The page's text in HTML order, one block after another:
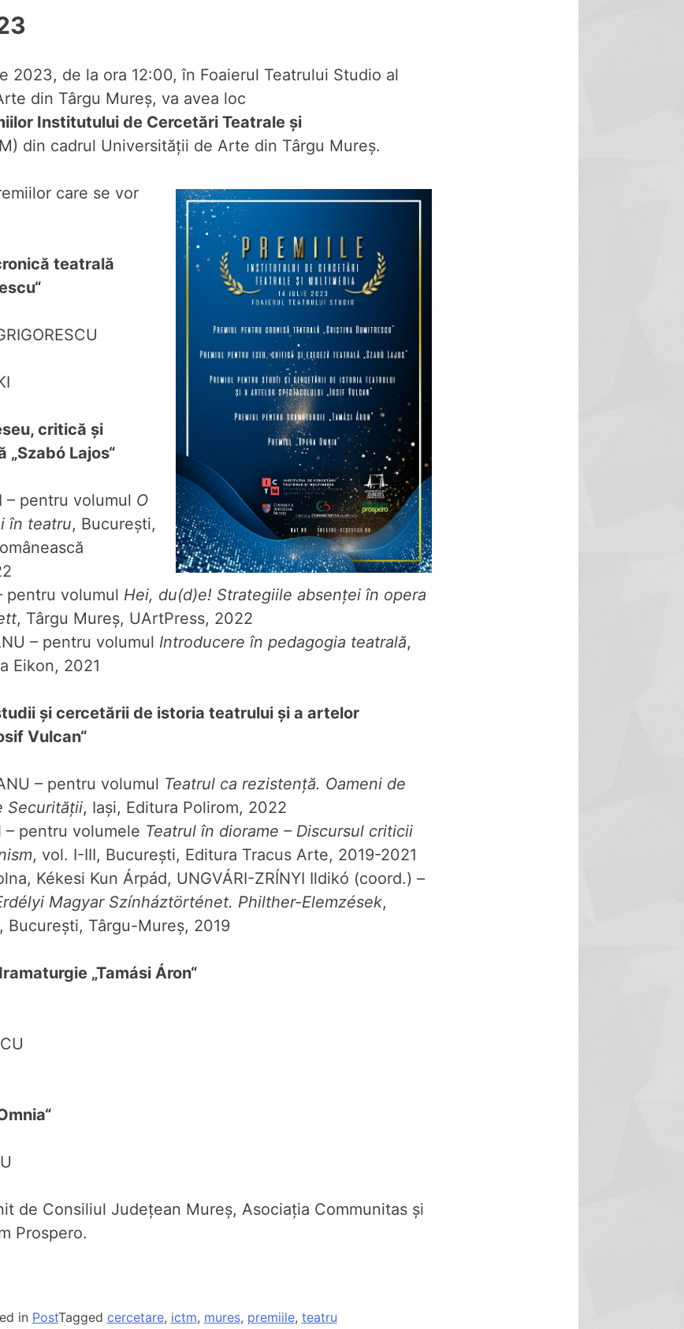
2023, de la ora 12:00, în Foaierul Teatrului Studio al
din Târgu Mureş, va avea loc
Institutului de Cercetări Teatrale şi
din cadrul Universităţii de Arte din Târgu Mureș.
care se vor
teatrală
critică și
„Szabó Lajos“
– pentru volumul O
în teatru, București,
pentru volumul Hei, du(d)e! Strategiile absenței în opera
, Târgu Mureș, UArtPress, 2022
– pentru volumul Introducere în pedagogia teatrală,
Eikon, 2021
și cercetării de istoria teatrului și a artelor
Vulcan“
– pentru volumul Teatrul ca rezistență. Oameni de
Securității, Iași, Editura Polirom, 2022
– pentru volumele Teatrul în diorame – Discursul criticii
, vol. I-III, București, Editura Tracus Arte, 2019-2021
Kékesi Kun Árpád, UNGVÁRI-ZRÍNYI Ildikó (coord.) –
Magyar Színháztörténet. Philther-Elemzések,
București, Târgu-Mureș, 2019
„Tamási Áron“
de Consiliul Județean Mureș, Asociația Communitas și
Prospero.
in PostTagged cercetare, ictm, mures, premiile, teatru